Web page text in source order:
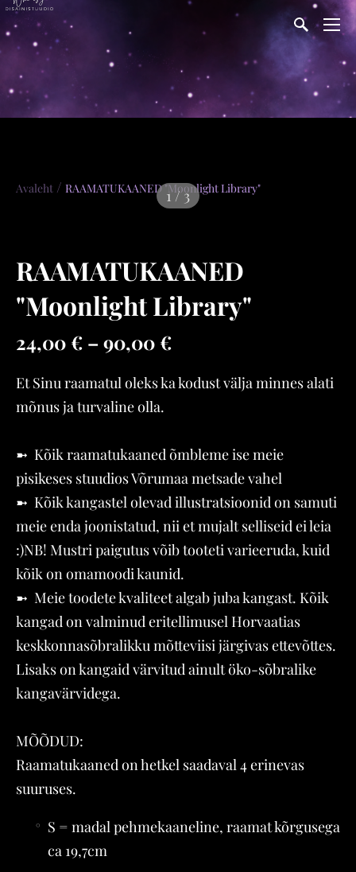
Avaleht / RAAMATUKAANED "Moonlight Library"
1 / 3
RAAMATUKAANED
"Moonlight Library"
24,00 € –90,00 €
Et Sinu raamatul oleks ka kodust välja minnes alati
mõnus ja turvaline olla.
➼ Kõik raamatukaaned õmbleme ise meie
pisikeses stuudios Võrumaa metsade vahel
➼ Kõik kangastel olevad illustratsioonid on samuti
meie enda joonistatud, nii et mujalt selliseid ei leia
:)NB! Mustri paigutus võib tooteti varieeruda, kuid
kõik on omamoodi kaunid.
➼ Meie toodete kvaliteet algab juba kangast. Kõik
kangad on valminud eritellimusel Horvaatias
keskkonnasõbralikku mõtteviisi järgivas ettevõttes.
Lisaks on kangaid värvitud ainult öko-sõbralike
kangavärvidega.
MÕÕDUD:
Raamatukaaned on hetkel saadaval 4 erinevas
suuruses.
S = madal pehmekaaneline, raamat kõrgusega
ca 19,7cm